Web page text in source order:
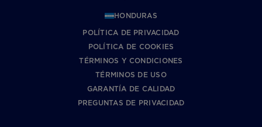
HONDURAS
POLÍTICA DE PRIVACIDAD
POLÍTICA DE COOKIES
TÉRMINOS Y CONDICIONES
TÉRMINOS DE USO
GARANTÍA DE CALIDAD
PREGUNTAS DE PRIVACIDAD